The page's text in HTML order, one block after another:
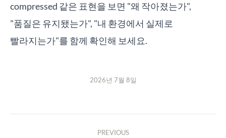
compressed 같은 표현을 보면 "왜 작아졌는가",
"품질은 유지됐는가", "내 환경에서 실제로
빨라지는가"를 함께 확인해 보세요.
2026년 7월 8일
PREVIOUS